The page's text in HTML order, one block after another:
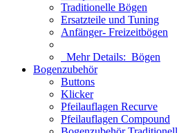
Traditionelle Bögen
Ersatzteile und Tuning
Anfänger- Freizeitbögen
Mehr Details: Bögen
Bogenzubehör
Buttons
Klicker
Pfeilauflagen Recurve
Pfeilauflagen Compound